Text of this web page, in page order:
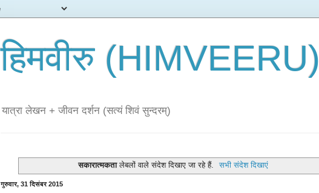
हिमवीरु (HIMVEERU)
यात्रा लेखन + जीवन दर्शन (सत्यं शिवं सुन्दरम्)
सकारात्मकतालेबलों वाले संदेश दिखाए जा रहे हैं. सभी संदेश दिखाएं
गुरुवार, 31 दिसंबर 2015